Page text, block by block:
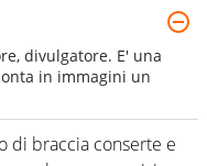
divulgatore. E' una
in immagini un
di braccia conserte e